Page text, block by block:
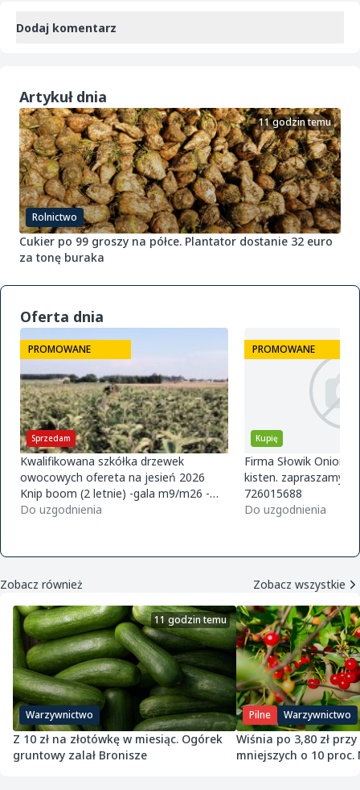
Dodaj komentarz
Artykuł dnia
Rolnictwo
11 godzin temu
Cukier po 99 groszy na półce. Plantator dostanie 32 euro
za tonę buraka
Oferta dnia
Sprzedam
PROMOWANE
Kwalifikowana szkółka drzewek
owocowych ofereta na jesień 2026
Knip boom (2 letnie) -gala m9/m26 -
golden m9 -jeronimo m9/m26 -mutsu
Do uzgodnienia
Kupię
PROMOWANE
Firma Słowik Onions
kisten. zapraszamy
726015688
Do uzgodnienia
Zobacz również Zobacz wszystkie
Warzywnictwo
11 godzin temu
Z 10 zł na złotówkę w miesiąc. Ogórek
gruntowy zalał Bronisze
Pilne Warzywnictwo
Wiśnia po 3,80 zł
mniejszych o 10 proc.